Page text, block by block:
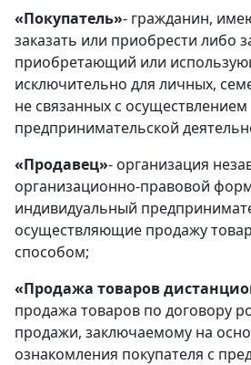
«Покупатель»- гражданин,
заказать или приобрести либо
приобретающий или
исключительно для личных,
не связанных с осуществлением
предпринимательской
«Продавец»- организация
организационно-правовой
индивидуальный
осуществляющие продажу
способом;
«Продажа товаров
продажа товаров по договору
продажи, заключаемому на
ознакомления покупателя с